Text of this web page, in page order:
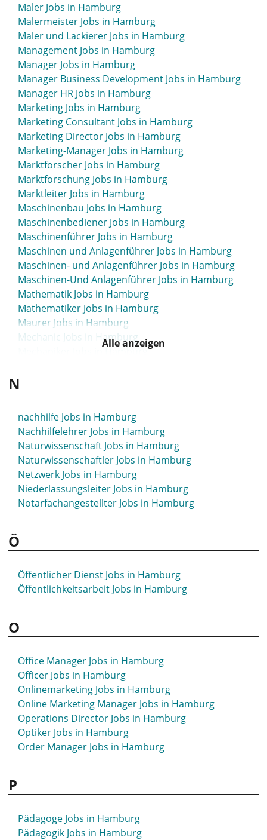
Logistik Jobs in Hamburg
Logistikassistent Jobs in Hamburg
Logistikleiter Jobs in Hamburg
Logistikmitarbeiter Jobs in Hamburg
Logopäde Jobs in Hamburg
Lohnbuchhalter Jobs in Hamburg
Lohnbuchhaltung Jobs in Hamburg
Maler Jobs in Hamburg
Malermeister Jobs in Hamburg
Maler und Lackierer Jobs in Hamburg
Management Jobs in Hamburg
Manager Jobs in Hamburg
Manager Business Development Jobs in Hamburg
Manager HR Jobs in Hamburg
Marketing Jobs in Hamburg
Marketing Consultant Jobs in Hamburg
Marketing Director Jobs in Hamburg
Marketing-Manager Jobs in Hamburg
Marktforscher Jobs in Hamburg
Marktforschung Jobs in Hamburg
Marktleiter Jobs in Hamburg
Maschinenbau Jobs in Hamburg
Maschinenbediener Jobs in Hamburg
Maschinenführer Jobs in Hamburg
Maschinen und Anlagenführer Jobs in Hamburg
Maschinen- und Anlagenführer Jobs in Hamburg
Maschinen-Und Anlagenführer Jobs in Hamburg
Mathematik Jobs in Hamburg
Mathematiker Jobs in Hamburg
Maurer Jobs in Hamburg
Mechanic Jobs in Hamburg
Mechatroniker Jobs in Hamburg
Mechatronik Ingenieur Jobs in Hamburg
Medical Advisor Jobs in Hamburg
Medical Manager Jobs in Hamburg
Medien Jobs in Hamburg
Mediendesign Jobs in Hamburg
Mediendesigner Jobs in Hamburg
Mediziner Jobs in Hamburg
Medizinische Fachangestellte Jobs in Hamburg
Medizintechnik Jobs in Hamburg
Meister Jobs in Hamburg
Meister Schutz und Sicherheit Jobs in Hamburg
Metallbau Jobs in Hamburg
Metzger Jobs in Hamburg
Mfa Jobs in Hamburg
Minijob Jobs in Hamburg
Mitarbeiter Jobs in Hamburg
Model Jobs in Hamburg
Monitor Jobs in Hamburg
Montage Jobs in Hamburg
Mta Jobs in Hamburg
Mtra Jobs in Hamburg
Alle anzeigen
N
nachhilfe Jobs in Hamburg
Nachhilfelehrer Jobs in Hamburg
Naturwissenschaft Jobs in Hamburg
Naturwissenschaftler Jobs in Hamburg
Netzwerk Jobs in Hamburg
Niederlassungsleiter Jobs in Hamburg
Notarfachangestellter Jobs in Hamburg
Ö
Öffentlicher Dienst Jobs in Hamburg
Öffentlichkeitsarbeit Jobs in Hamburg
O
Office Manager Jobs in Hamburg
Officer Jobs in Hamburg
Onlinemarketing Jobs in Hamburg
Online Marketing Manager Jobs in Hamburg
Operations Director Jobs in Hamburg
Optiker Jobs in Hamburg
Order Manager Jobs in Hamburg
P
Pädagoge Jobs in Hamburg
Pädagogik Jobs in Hamburg